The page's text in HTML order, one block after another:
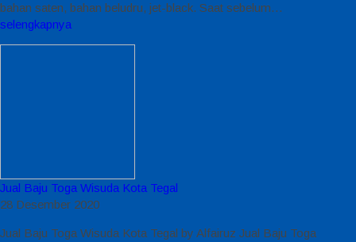
bahan saten, bahan beludru, jet-black. Saat sebelum…
selengkapnya
Jual Baju Toga Wisuda Kota Tegal
28 Desember 2020
Jual Baju Toga Wisuda Kota Tegal by Alfairuz Jual Baju Toga